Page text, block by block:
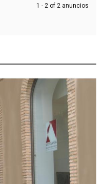
1 - 2 of 2 anuncios